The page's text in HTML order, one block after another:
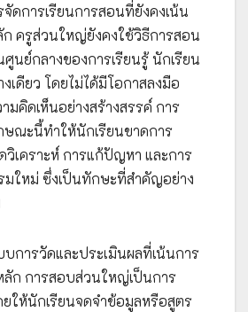
ดการเรียนการสอนที่ยังคงเน้น
ก ครูส่วนใหญ่ยังคงใช้วิธีการสอน
นย์กลางของการเรียนรู้ นักเรียน
เดียว โดยไม่ได้มีโอกาสลงมือ
คิดเห็นอย่างสร้างสรรค์ การ
ษณะนี้ทำให้นักเรียนขาดการ
เคราะห์ การแก้ปัญหา และการ
มใหม่ ซึ่งเป็นทักษะที่สำคัญอย่าง
การวัดและประเมินผลที่เน้นการ
ลัก การสอบส่วนใหญ่เป็นการ
ให้นักเรียนจดจำข้อมูลหรือสูตร